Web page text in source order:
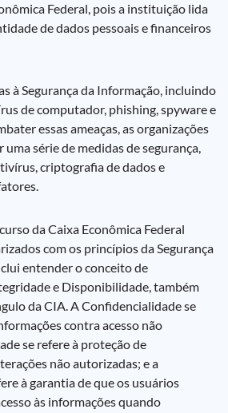
Federal, pois a instituição lida
de dados pessoais e financeiros
à Segurança da Informação, incluindo
de computador, phishing, spyware e
essas ameaças, as organizações
série de medidas de segurança,
criptografia de dados e
da Caixa Econômica Federal
com os princípios da Segurança
entender o conceito de
e Disponibilidade, também
da CIA. A Confidencialidade se
contra acesso não
se refere à proteção de
não autorizadas; e a
à garantia de que os usuários
às informações quando